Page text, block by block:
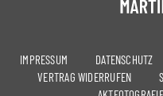
IMPRESSUM DATENSCHUTZ
VERTRAG WIDERRUFEN